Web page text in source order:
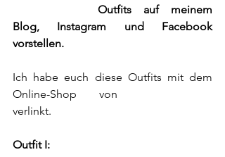
Outfits auf meinem
Blog, Instagram und Facebook
vorstellen.
Ich habe euch diese Outfits mit dem
Online-Shop von
verlinkt.
Outfit I: